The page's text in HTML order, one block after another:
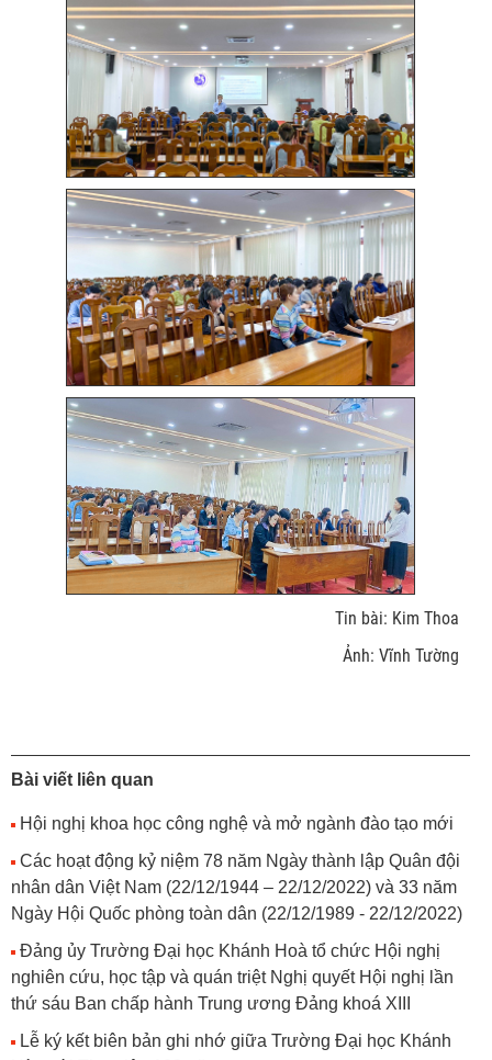
Tin bài: Kim Thoa
Ảnh: Vĩnh Tường
Bài viết liên quan
Hội nghị khoa học công nghệ và mở ngành đào tạo mới
Các hoạt động kỷ niệm 78 năm Ngày thành lập Quân đội
nhân dân Việt Nam (22/12/1944 – 22/12/2022) và 33 năm
Ngày Hội Quốc phòng toàn dân (22/12/1989 - 22/12/2022)
Đảng ủy Trường Đại học Khánh Hoà tổ chức Hội nghị
nghiên cứu, học tập và quán triệt Nghị quyết Hội nghị lần
thứ sáu Ban chấp hành Trung ương Đảng khoá XIII
Lễ ký kết biên bản ghi nhớ giữa Trường Đại học Khánh